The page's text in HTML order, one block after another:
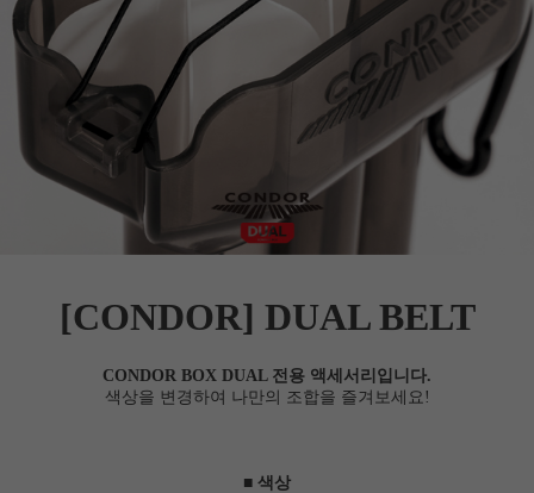
[CONDOR] DUALBELT
CONDOR BOX DUAL 전용 액세서리입니다.
색상을 변경하여 나만의 조합을 즐겨보세요!
■ 색상